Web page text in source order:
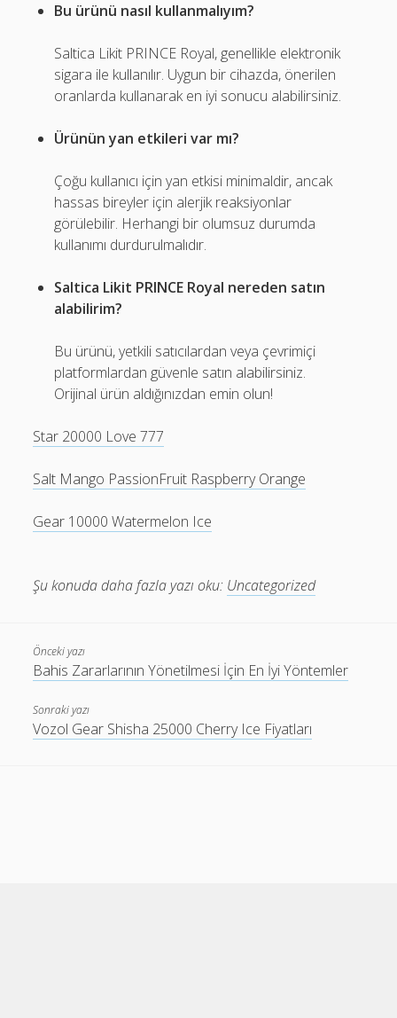
Bu ürünü nasıl kullanmalıyım?
Saltica Likit PRINCE Royal, genellikle elektronik
sigara ile kullanılır. Uygun bir cihazda, önerilen
oranlarda kullanarak en iyi sonucu alabilirsiniz.
Ürünün yan etkileri var mı?
Çoğu kullanıcı için yan etkisi minimaldir, ancak
hassas bireyler için alerjik reaksiyonlar
görülebilir. Herhangi bir olumsuz durumda
kullanımı durdurulmalıdır.
Saltica Likit PRINCE Royal nereden satın
alabilirim?
Bu ürünü, yetkili satıcılardan veya çevrimiçi
platformlardan güvenle satın alabilirsiniz.
Orijinal ürün aldığınızdan emin olun!
Star 20000 Love 777
Salt Mango PassionFruit Raspberry Orange
Gear 10000 Watermelon Ice
Şu konuda daha fazla yazı oku: Uncategorized
Önceki yazı
Bahis Zararlarının Yönetilmesi İçin En İyi Yöntemler
Sonraki yazı
Vozol Gear Shisha 25000 Cherry Ice Fiyatları